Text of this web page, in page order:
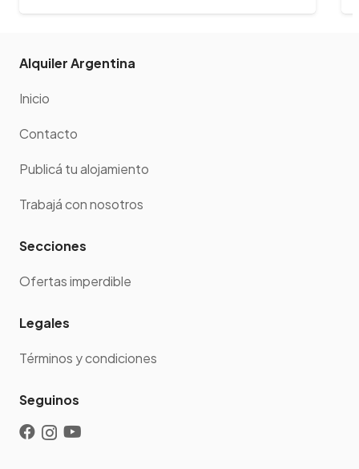
Alquiler Argentina
Inicio
Contacto
Publicá tu alojamiento
Trabajá con nosotros
Secciones
Ofertas imperdible
Legales
Términos y condiciones
Seguinos